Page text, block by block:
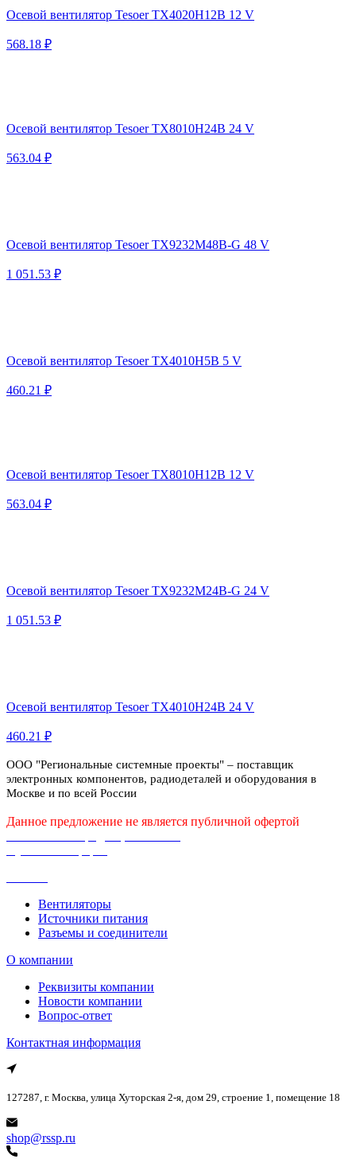
Осевой вентилятор Tesoer TX4020H12B 12 V
568.18 ₽
Осевой вентилятор Tesoer TX8010H24B 24 V
563.04 ₽
Осевой вентилятор Tesoer TX9232M48B-G 48 V
1 051.53 ₽
Осевой вентилятор Tesoer TX4010H5B 5 V
460.21 ₽
Осевой вентилятор Tesoer TX8010H12B 12 V
563.04 ₽
Осевой вентилятор Tesoer TX9232M24B-G 24 V
1 051.53 ₽
Осевой вентилятор Tesoer TX4010H24B 24 V
460.21 ₽
ООО "Региональные системные проекты" – поставщик
электронных компонентов, радиодеталей и оборудования в
Москве и по всей России
Данное предложение не является публичной офертой
Вентиляторы
Источники питания
Разъемы и соединители
О компании
Реквизиты компании
Новости компании
Вопрос-ответ
Контактная информация
127287, г. Москва, улица Хуторская 2-я, дом 29, строение 1, помещение 18
shop@rssp.ru